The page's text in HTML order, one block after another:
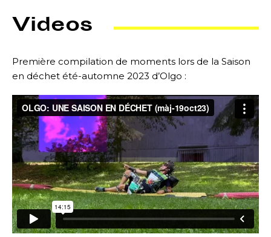
Videos
Première compilation de moments lors de la Saison
en déchet été-automne 2023 d’Olgo :